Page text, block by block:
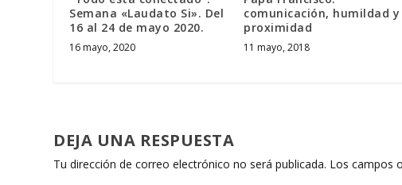
Semana «Laudato Si». Del
16 al 24 de mayo 2020.
16 mayo, 2020
comunicación, humildad y
proximidad
11 mayo, 2018
DEJA UNA RESPUESTA
Tu dirección de correo electrónico no será publicada. Los campos